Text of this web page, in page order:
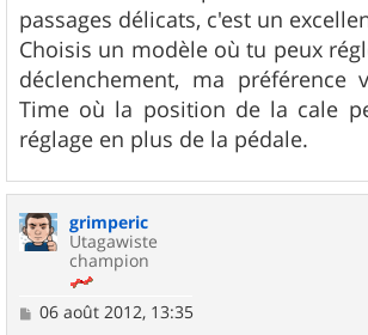
passages délicats, c'est un
Choisis un modèle où tu peux
déclenchement, ma préférence
Time où la position de la cale
réglage en plus de la pédale.
grimperic
Utagawiste
champion
M
06 août 2012, 13:35